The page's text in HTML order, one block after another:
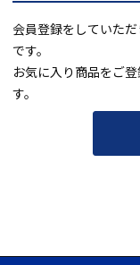
会員登録をしていた
です。
お気に入り商品をご
す。